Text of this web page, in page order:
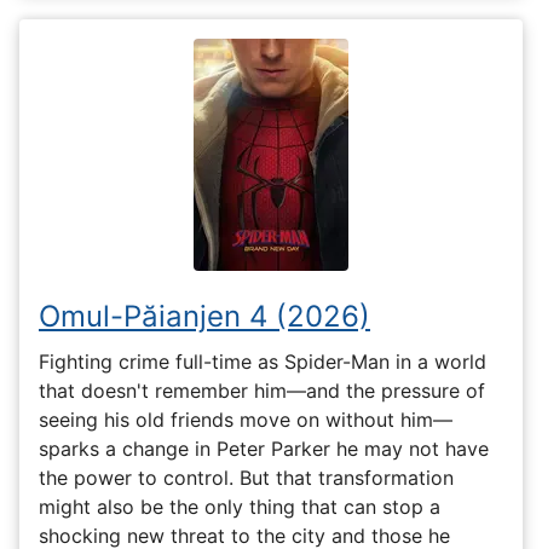
Omul-Păianjen 4 (2026)
Fighting crime full-time as Spider-Man in a world
that doesn't remember him—and the pressure of
seeing his old friends move on without him—
sparks a change in Peter Parker he may not have
the power to control. But that transformation
might also be the only thing that can stop a
shocking new threat to the city and those he